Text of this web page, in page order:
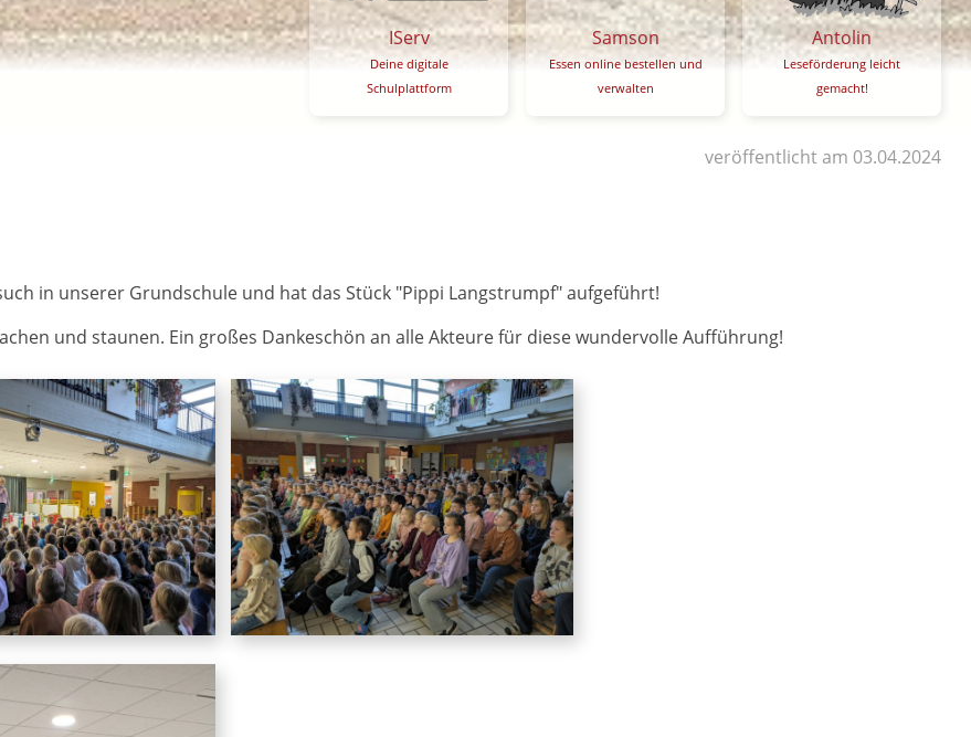
Antolin
Leseförderung leicht
gemacht!
Samson
Essen online bestellen und
verwalten
IServ
Deine digitale
Schulplattform
veröffentlicht am 03.04.2024
in unserer Grundschule und hat das Stück "Pippi Langstrumpf" aufgeführt!
und staunen. Ein großes Dankeschön an alle Akteure für diese wundervolle Aufführung!